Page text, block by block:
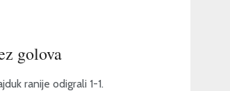
golova
ranije odigrali 1-1.